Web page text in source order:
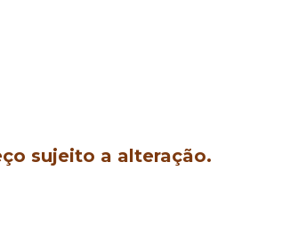
sujeito a alteração.